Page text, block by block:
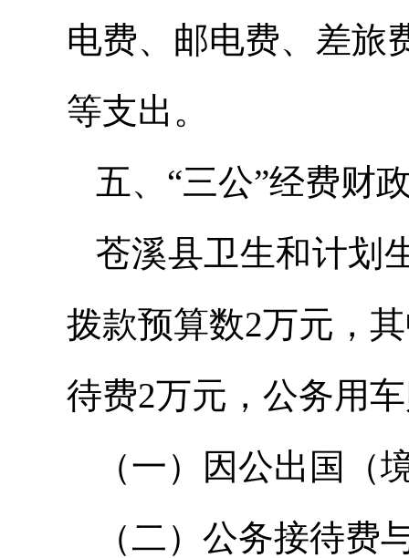
电费、邮电费、差旅
等支出。
五、“三公”经费财
苍溪县卫生和计划
拨款预算数2万元，
待费2万元，公务用
（一）因公出国（
（二）公务接待费